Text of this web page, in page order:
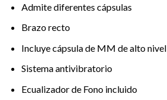
Admite diferentes cápsulas
Brazo recto
Incluye cápsula de MM de alto nivel
Sistema antivibratorio
Ecualizador de Fono incluido